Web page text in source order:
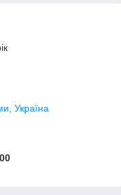
Україна